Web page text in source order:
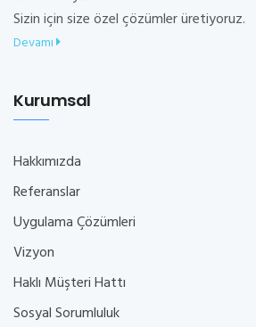
Sizin için size özel çözümler üretiyoruz.
Devamı
Kurumsal
Hakkımızda
Referanslar
Uygulama Çözümleri
Vizyon
Haklı Müşteri Hattı
Sosyal Sorumluluk